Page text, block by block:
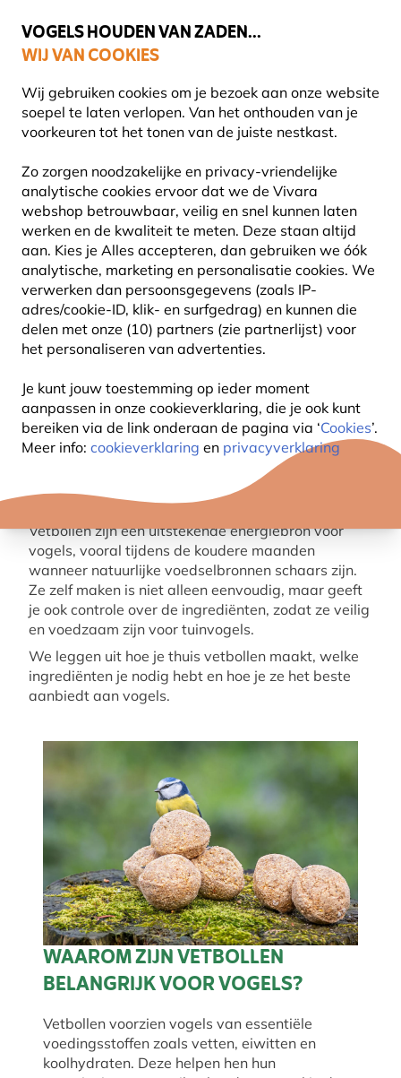
VOGELS HOUDEN VAN ZADEN...
WIJ VAN COOKIES
Wij gebruiken cookies om je bezoek aan onze website
soepel te laten verlopen. Van het onthouden van je
voorkeuren tot het tonen van de juiste nestkast.
Zo zorgen noodzakelijke en privacy-vriendelijke
analytische cookies ervoor dat we de Vivara
webshop betrouwbaar, veilig en snel kunnen laten
werken en de kwaliteit te meten. Deze staan altijd
aan. Kies je Alles accepteren, dan gebruiken we óók
analytische, marketing en personalisatie cookies. We
verwerken dan persoonsgegevens (zoals IP-
adres/cookie-ID, klik- en surfgedrag) en kunnen die
delen met onze (10) partners (zie partnerlijst) voor
het personaliseren van advertenties.
Je kunt jouw toestemming op ieder moment
aanpassen in onze cookieverklaring, die je ook kunt
bereiken via de link onderaan de pagina via ‘Cookies’.
Meer info: cookieverklaring en privacyverklaring
Gratis thuisbezorgd vanaf €49
HOE JE ZELF VETBOLLEN
MAAKT
Vivara Content
Team
09 Juli
2025
INFORMATIE
ADVIES & TIPS
Vetbollen zijn een uitstekende energiebron voor
vogels, vooral tijdens de koudere maanden
wanneer natuurlijke voedselbronnen schaars zijn.
Ze zelf maken is niet alleen eenvoudig, maar geeft
je ook controle over de ingrediënten, zodat ze veilig
en voedzaam zijn voor tuinvogels.
We leggen uit hoe je thuis vetbollen maakt, welke
ingrediënten je nodig hebt en hoe je ze het beste
aanbiedt aan vogels.
WAAROM ZIJN VETBOLLEN
BELANGRIJK VOOR VOGELS?
Vetbollen voorzien vogels van essentiële
voedingsstoffen zoals vetten, eiwitten en
koolhydraten. Deze helpen hen hun